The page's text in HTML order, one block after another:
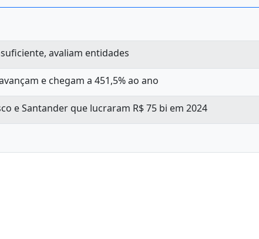
avaliam entidades
e chegam a 451,5% ao ano
e Santander que lucraram R$ 75 bi em 2024